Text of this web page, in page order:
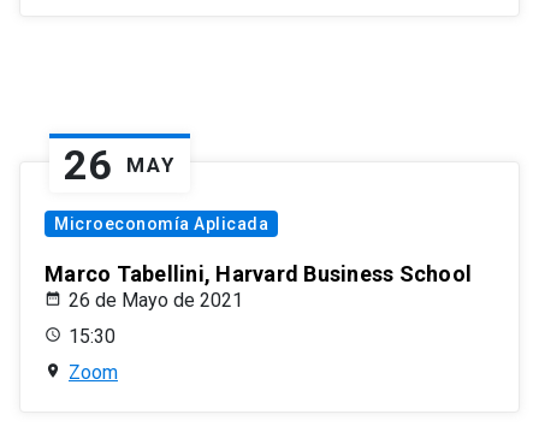
26 MAY
Microeconomía Aplicada
Marco Tabellini, Harvard Business School
26 de Mayo de 2021
15:30
Zoom